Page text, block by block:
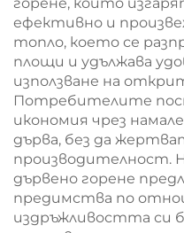
ефективно и
топло, което се
площи и удължава
използване на
Потребителите
икономия чрез
дърва, без да
производителност.
дървено горене
предимства по
издръжливостта си